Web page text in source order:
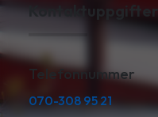
Kontaktuppgifter
Telefonnummer
070-308 95 21